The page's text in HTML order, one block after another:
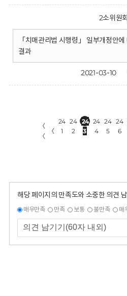
2소위원회
「치매관리법 시행령」 일부개정안
결과
2021-03-10
〈
〈
〈
24
1
24
2
24
3
24
4
24
5
24
6
해당 페이지의 만족도와 소중한 의견
매우만족 만족 보통 불만족 매